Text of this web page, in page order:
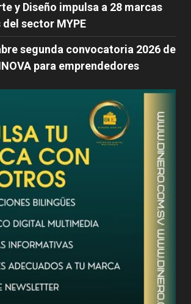
y Diseño impulsa a 28 marcas
sector MYPE
segunda convocatoria 2026 de
para emprendedores